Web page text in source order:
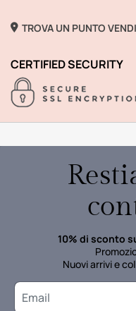
TROVA UN PUNTO
CERTIFIED SECURITY
10% di sconto
Nuovi arrivi e